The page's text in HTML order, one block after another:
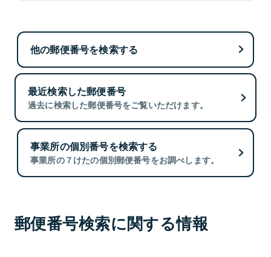
他の郵便番号を検索する
最近検索した郵便番号
過去に検索した郵便番号をご覧いただけます。
事業所の個別番号を検索する
事業所の７けたの個別郵便番号をお調べします。
郵便番号検索に関する情報